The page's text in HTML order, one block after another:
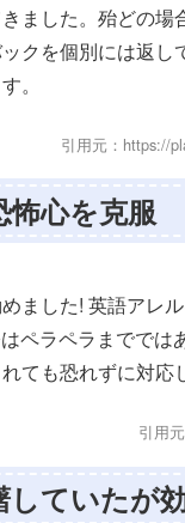
ました。殆どの場
クを個別には返し
。
引用元：https://
怖心を克服
ました! 英語アレ
ペラペラまででは
ても恐れずに対応
引用
していたが